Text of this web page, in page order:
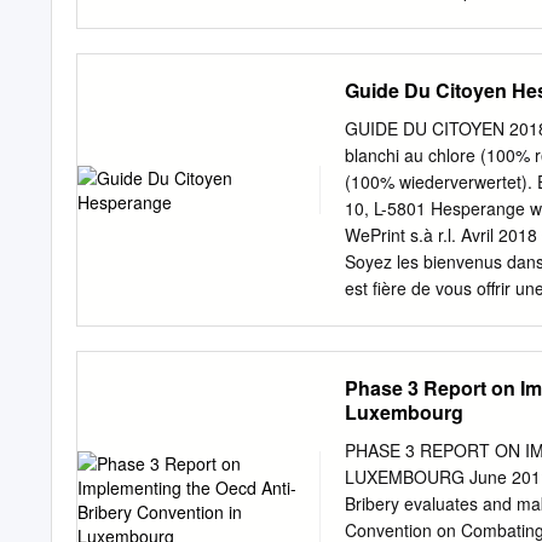
37,76 m3 chêne Eiche
m3 chêne Eiche
m3 érable Ahorn ESCH/
290,09 333,5 m3 chêne
166,91 191,34 m3
602 217,86 233,92 m3
MEDERNACH 604
SCHIEREN 606 121,85
Guide Du Citoyen
GUIDE DU CITOYEN
blanchi au chlore (100%
(100% wiederverwertet).
10, L-5801 Hesperange
WePrint s.à r.l. Avril
Soyez les bienvenus
est fière de vous offrir
deviendra un
des membres du collège
colla- borateurs, merci
main. Je vous souhaite
Matbierger Léif
mat Flair” déi houfreg
Phase 3 Report on
Luxembourg
PHASE 3 REPORT ON
LUXEMBOURG June
Bribery evaluates and
Convention on